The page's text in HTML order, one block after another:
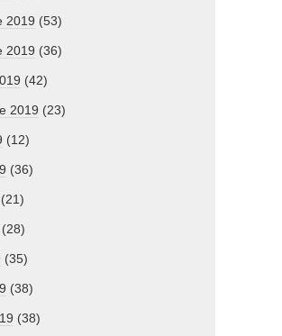
2019 (53)
2019 (36)
(42)
2019 (23)
(12)
(36)
(21)
(28)
(35)
(38)
(38)